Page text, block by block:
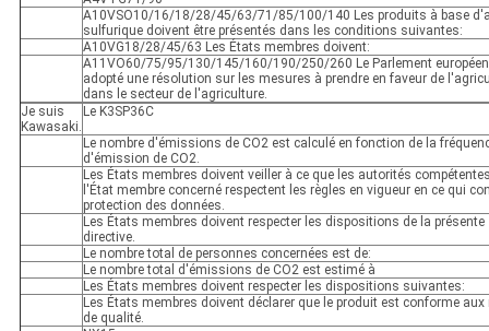
A10VSO10/16/18/28/45/63/71/85/100/140 Les produits à base
sulfurique doivent être présentés dans les conditions suivantes:
A10VG18/28/45/63 Les États membres doivent:
A11VO60/75/95/130/145/160/190/250/260 Le Parlement
adopté une résolution sur les mesures à prendre en faveur de
dans le secteur de l'agriculture.
Je suis
Kawasaki.
Le K3SP36C
Le nombre d'émissions de CO2 est calculé en fonction de la
d'émission de CO2.
Les États membres doivent veiller à ce que les autorités
l'État membre concerné respectent les règles en vigueur en ce qui
protection des données.
Les États membres doivent respecter les dispositions de la présente
directive.
Le nombre total de personnes concernées est de:
Le nombre total d'émissions de CO2 est estimé à
Les États membres doivent respecter les dispositions suivantes:
Les États membres doivent déclarer que le produit est conforme
de qualité.